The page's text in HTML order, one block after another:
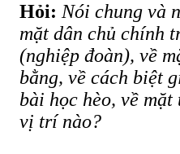
Hỏi: Nói chung và
mặt dân chủ chính
(nghiệp đoàn), về
bằng, về cách biệt
bài học hèo, về
vị trí nào?